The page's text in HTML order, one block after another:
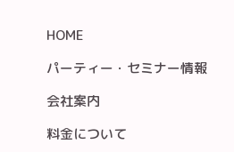
HOME
パーティー・セミナー情報
会社案内
料金について